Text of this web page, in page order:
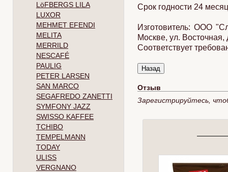
LöFBERGS LILA
LUXOR
MEHMET EFENDI
MELITA
MERRILD
NESCAFÉ
PAULIG
PETER LARSEN
SAN MARCO
SEGAFREDO ZANETTI
SYMFONY JAZZ
SWISSO KAFFEE
TCHIBO
TEMPELMANN
TODAY
ULISS
VERGNANO
Срок годности 24
Изготовитель: ООО
Москве, ул. Восточная,
Соответствует
Отзыв
Зарегистрируйтесь,